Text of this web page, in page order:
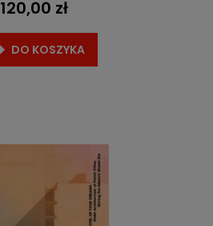
120,00 zł
DO KOSZYKA